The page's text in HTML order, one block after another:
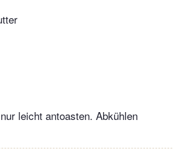
leicht antoasten. Abkühlen